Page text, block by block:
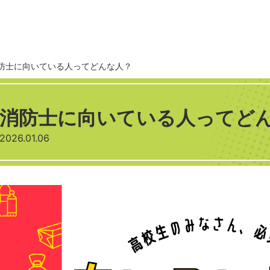
士に向いている人ってどんな人？
消防士に向いている人ってど
2026.01.06